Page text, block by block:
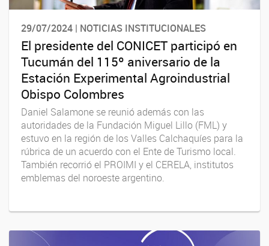
29/07/2024 | NOTICIAS INSTITUCIONALES
El presidente del CONICET participó en
Tucumán del 115º aniversario de la
Estación Experimental Agroindustrial
Obispo Colombres
Daniel Salamone se reunió además con las
autoridades de la Fundación Miguel Lillo (FML) y
estuvo en la región de los Valles Calchaquíes para la
rúbrica de un acuerdo con el Ente de Turismo local.
También recorrió el PROIMI y el CERELA, institutos
emblemas del noroeste argentino.